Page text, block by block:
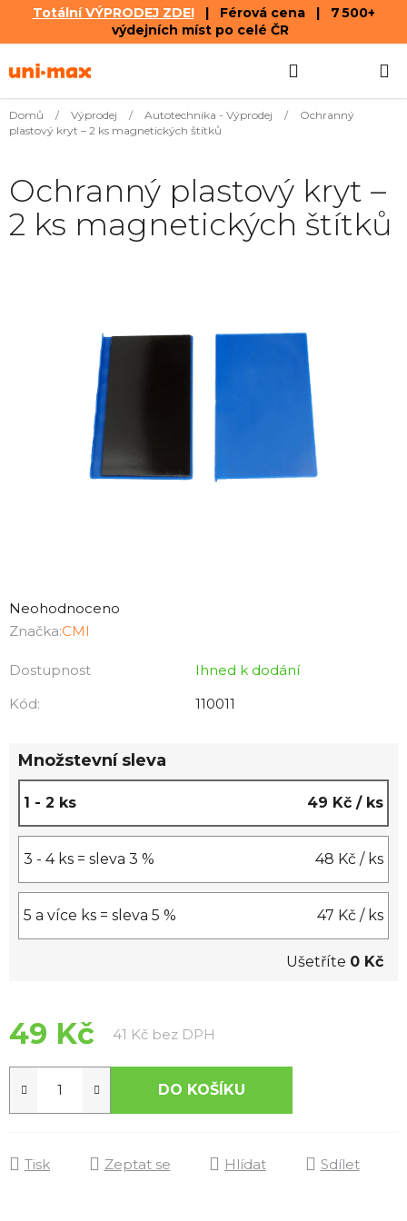
Totální VÝPRODEJ ZDE!| Férová cena | 7 500+
výdejních míst po celé ČR
na
KOŠÍK
Domů / Výprodej / Autotechnika - Výprodej /
Ochranný
plastový kryt – 2 ks magnetických štítků
hodnocení
produktu
0,0
z
Neohodnoceno
Značka:CMI
Dostupnost
Ihned k dodání
Kód:
110011
Množstevní sleva
1 - 2 ks 49 Kč / ks
3 - 4 ks = sleva 3 % 48 Kč / ks
5 a více ks = sleva 5 % 47 Kč / ks
Ušetříte 0 Kč
49 Kč 41 Kč bez DPH
DO KOŠÍKU
Tisk Zeptat se Hlídat Sdílet
Ochranný plastový kryt –
2 ks magnetických štítků